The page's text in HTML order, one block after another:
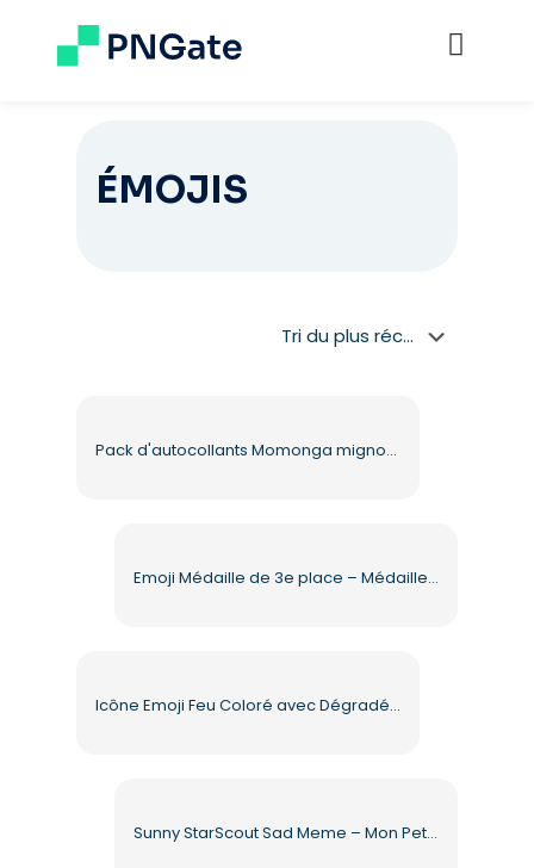
ÉMOJIS
Pack d'autocollants Momonga mignons avec différentes émotions PNG gratuit
Emoji Médaille de 3e place – Médaille de bronze avec ruban bleu PNG gratuit
Icône Emoji Feu Coloré avec Dégradés PNG Gratuit
Sunny StarScout Sad Meme – Mon Petit Poney (PNG gratuit)